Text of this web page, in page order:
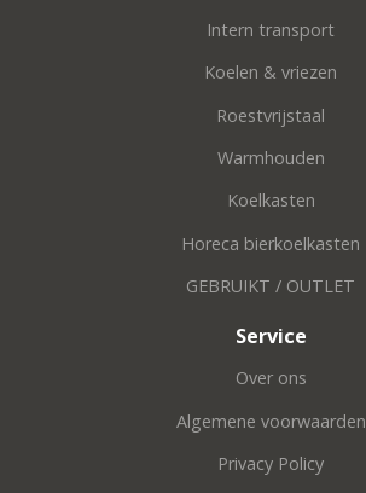
Intern transport
Koelen & vriezen
Roestvrijstaal
Warmhouden
Koelkasten
Horeca bierkoelkasten
GEBRUIKT / OUTLET
Service
Over ons
Algemene voorwaarden
Privacy Policy